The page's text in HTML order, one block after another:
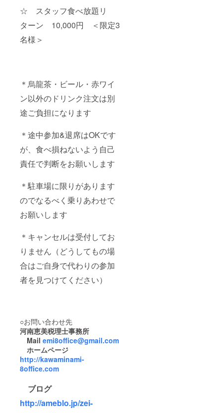
☆ スタッフ食べ放題リ
ターン 10,000円 ＜限定3
名様＞
＊烏龍茶・ビール・赤ワイ
ン以外のドリンク注文は別
途ご負担になります
＊途中参加&退席はOKです
が、食べ損ねないよう自己
責任で判断をお願いします
＊駐車場に限りがあります
のでなるべく乗りあわせで
お願いします
＊キャンセルは受付してお
りません（どうしてもの場
合はご自身で代わりの参加
者を見つけてください）
○お問い合わせ先
河南恵美税理士事務所
Mail emi8office@gmail.com
ホームページ
http://kawaminami-
8office.com
ブログ
http://ameblo.jp/zei-